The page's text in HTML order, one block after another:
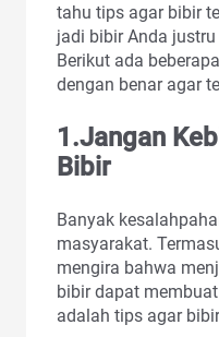
tahu tips agar bibir
jadi bibir Anda
Berikut ada
dengan benar agar
1.Jangan
Bibir
Banyak
masyarakat.
mengira bahwa
bibir dapat
adalah tips agar